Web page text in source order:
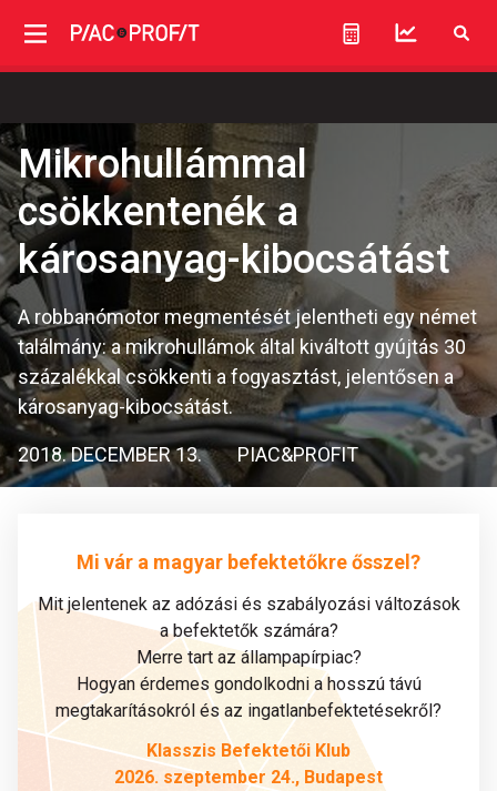
Mikrohullámmal
csökkentenék a
károsanyag-kibocsátást
A robbanómotor megmentését jelentheti egy német
találmány: a mikrohullámok által kiváltott gyújtás 30
százalékkal csökkenti a fogyasztást, jelentősen a
károsanyag-kibocsátást.
2018. DECEMBER 13. PIAC&PROFIT
Mi vár a magyar befektetőkre ősszel?
Mit jelentenek az adózási és szabályozási változások
a befektetők számára?
Merre tart az állampapírpiac?
Hogyan érdemes gondolkodni a hosszú távú
megtakarításokról és az ingatlanbefektetésekről?
Klasszis Befektetői Klub
2026. szeptember 24., Budapest